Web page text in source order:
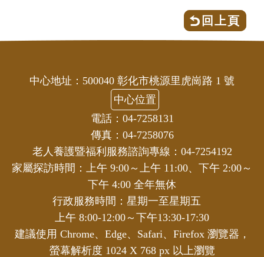
回上頁
中心地址：500040 彰化市桃源里虎崗路 1 號
中心位置
電話：04-7258131
傳真：04-7258076
老人養護暨福利服務諮詢專線：04-7254192
家屬探訪時間：上午 9:00～上午 11:00、下午 2:00～
下午 4:00 全年無休
行政服務時間：星期一至星期五
上午 8:00-12:00～下午13:30-17:30
建議使用 Chrome、Edge、Safari、Firefox 瀏覽器，
螢幕解析度 1024 X 768 px 以上瀏覽